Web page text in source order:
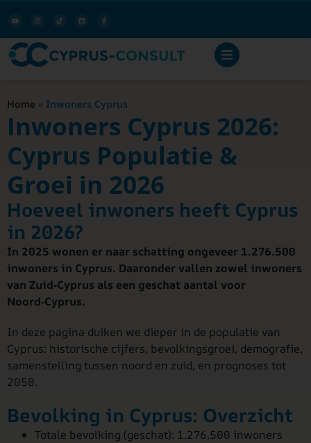
Home » Inwoners Cyprus
Inwoners Cyprus 2026:
Cyprus Populatie &
Groei in 2026
Hoeveel inwoners heeft Cyprus
in 2026?
In 2025 wonen er naar schatting ongeveer 1.276.500
inwoners in Cyprus. Daaronder vallen zowel inwoners
van Zuid‑Cyprus als een geschat aantal voor
Noord‑Cyprus.
In deze pagina duiken we dieper in de populatie van
Cyprus: historische cijfers, bevolkingsgroei, demografie,
samenstelling tussen noord en zuid, en prognoses tot
2050.
Bevolking in Cyprus: Overzicht
Totale bevolking (geschat): 1.276.500 inwoners